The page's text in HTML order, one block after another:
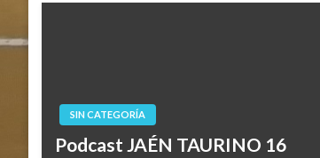
SIN CATEGORÍA
Podcast JAÉN TAURINO 16